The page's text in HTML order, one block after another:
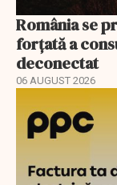
România se
forțată a
deconectat
06 AUGUST 2026